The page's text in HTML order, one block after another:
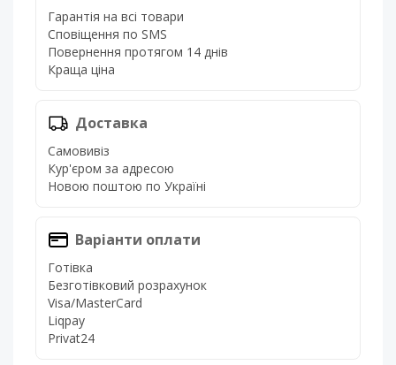
Гарантія на всі товари
Сповіщення по SMS
Повернення протягом 14 днів
Краща ціна
Доставка
Самовивіз
Кур'єром за адресою
Новою поштою по Україні
Варіанти оплати
Готівка
Безготівковий розрахунок
Visa/MasterCard
Liqpay
Privat24